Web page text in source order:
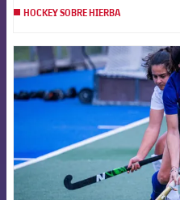
HOCKEY SOBRE HIERBA